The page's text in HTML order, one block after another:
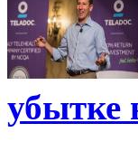
убытке